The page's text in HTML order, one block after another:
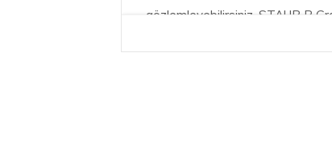
gözlemleyebilirsiniz. STAUB B
pişirebilir ve aynı lezzette